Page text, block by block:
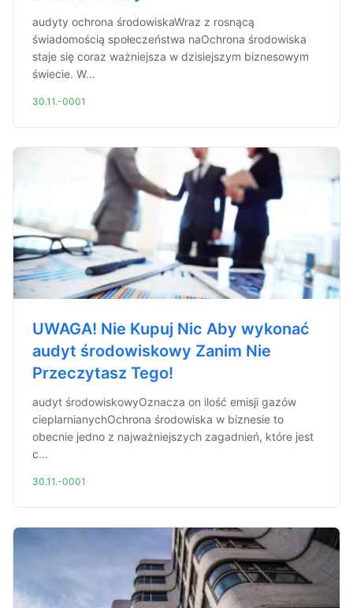
audyty ochrona środowiskaWraz z rosnącą
świadomością społeczeństwa naOchrona środowiska
staje się coraz ważniejsza w dzisiejszym biznesowym
świecie. W...
30.11.-0001
UWAGA! Nie Kupuj Nic Aby wykonać
audyt środowiskowy Zanim Nie
Przeczytasz Tego!
audyt środowiskowyOznacza on ilość emisji gazów
cieplarnianychOchrona środowiska w biznesie to
obecnie jedno z najważniejszych zagadnień, które jest
c...
30.11.-0001